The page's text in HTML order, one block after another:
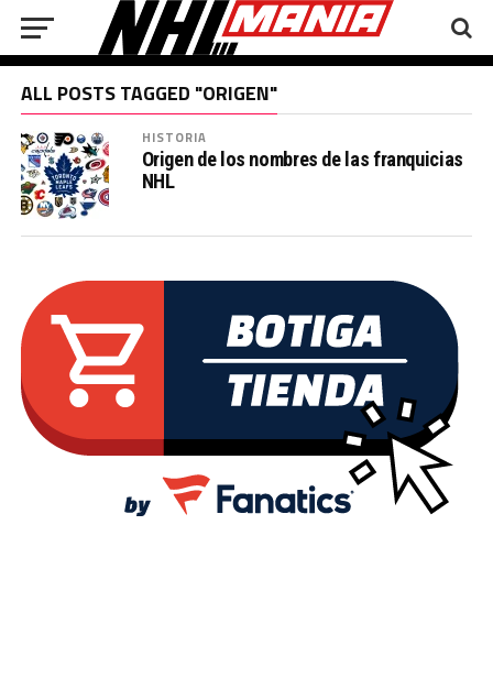
ALL POSTS TAGGED "ORIGEN"
HISTORIA
Origen de los nombres de las franquicias
NHL